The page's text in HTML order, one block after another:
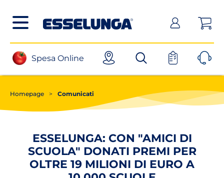
Spesa Online(apri in un nuovo tab)
Homepage > Comunicati
ESSELUNGA: CON "AMICI DI
SCUOLA" DONATI PREMI PER
OLTRE 19 MILIONI DI EURO A